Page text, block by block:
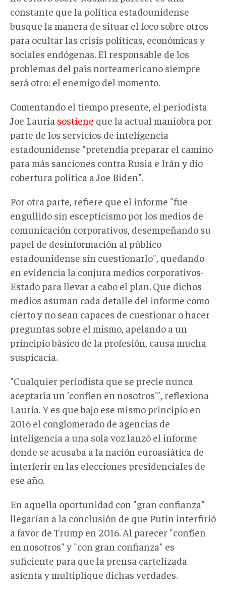
constante que la política estadounidense
busque la manera de situar el foco sobre otros
para ocultar las crisis políticas, económicas y
sociales endógenas. El responsable de los
problemas del país norteamericano siempre
será otro: el enemigo del momento.
Comentando el tiempo presente, el periodista
Joe Lauria sostiene que la actual maniobra por
parte de los servicios de inteligencia
estadounidense "pretendía preparar el camino
para más sanciones contra Rusia e Irán y dio
cobertura política a Joe Biden".
Por otra parte, refiere que el informe "fue
engullido sin escepticismo por los medios de
comunicación corporativos, desempeñando su
papel de desinformación al público
estadounidense sin cuestionarlo", quedando
en evidencia la conjura medios corporativos-
Estado para llevar a cabo el plan. Que dichos
medios asuman cada detalle del informe como
cierto y no sean capaces de cuestionar o hacer
preguntas sobre el mismo, apelando a un
principio básico de la profesión, causa mucha
suspicacia.
"Cualquier periodista que se precie nunca
aceptaría un 'confíen en nosotros'", reflexiona
Lauria. Y es que bajo ese mismo principio en
2016 el conglomerado de agencias de
inteligencia a una sola voz lanzó el informe
donde se acusaba a la nación euroasiática de
interferir en las elecciones presidenciales de
ese año.
En aquella oportunidad con "gran confianza"
llegarían a la conclusión de que Putin interfirió
a favor de Trump en 2016. Al parecer "confíen
en nosotros" y "con gran confianza" es
suficiente para que la prensa cartelizada
asienta y multiplique dichas verdades.